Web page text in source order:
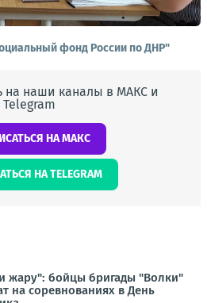
фонд России по ДНР"
на наши каналы в МАКС и
Telegram
НА МАКС
НА TELEGRAM
жару": бойцы бригады "Волки"
на соревнованиях в День